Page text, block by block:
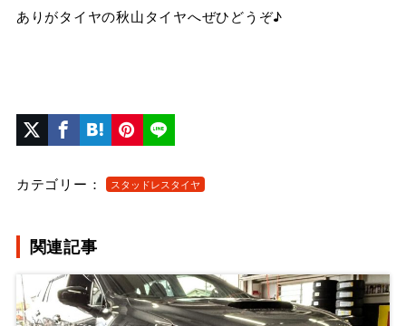
ありがタイヤの秋山タイヤへぜひどうぞ♪
カテゴリー： スタッドレスタイヤ
関連記事